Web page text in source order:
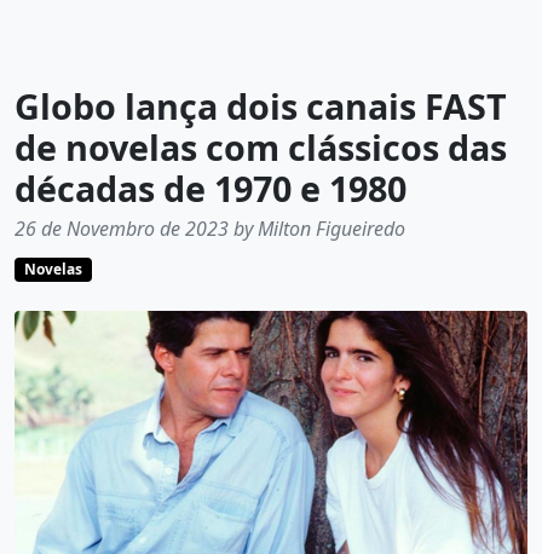
Globo lança dois canais FAST
de novelas com clássicos das
décadas de 1970 e 1980
26 de Novembro de 2023 by Milton Figueiredo
Novelas